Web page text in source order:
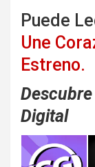
Puede
Une
Estreno.
Digital